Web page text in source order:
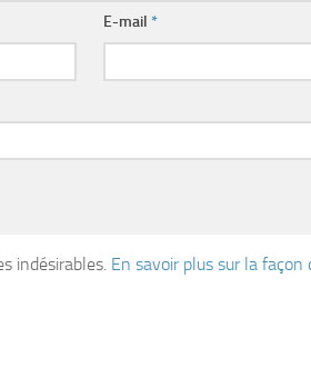
E-mail*
indésirables. En savoir plus sur la